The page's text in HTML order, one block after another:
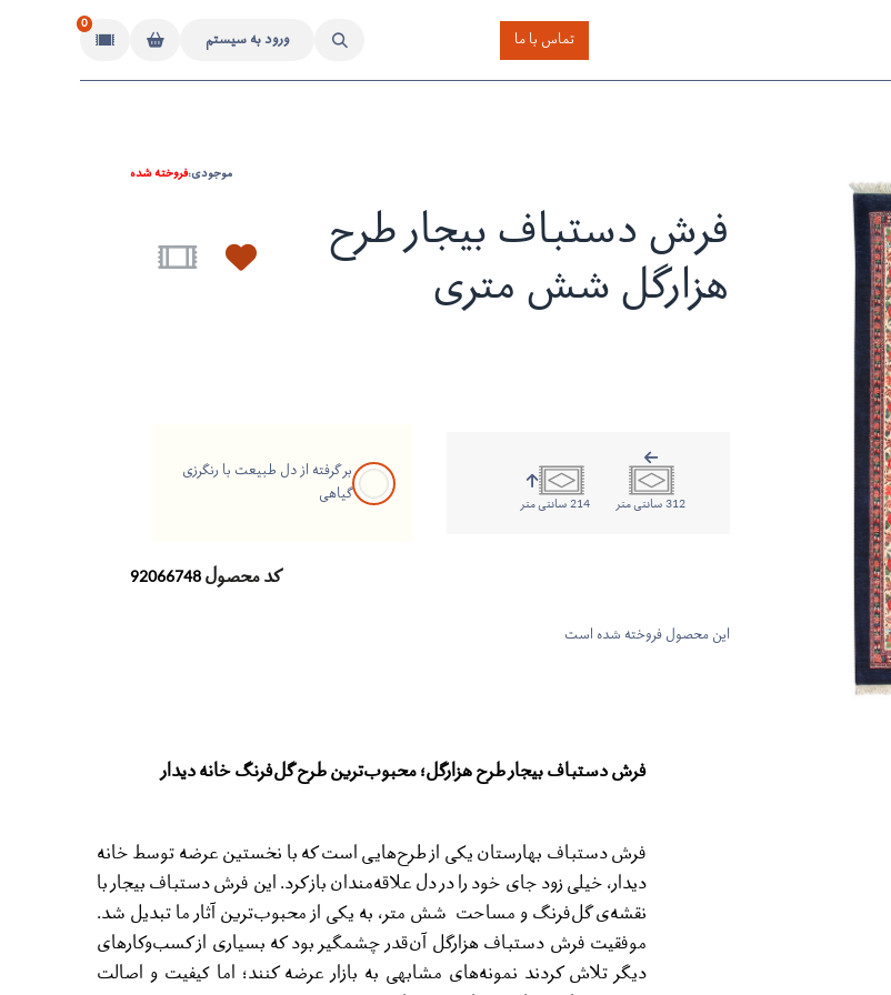
تماس با ما ورود به سیستم
0
موجودی:فروخته شده
فرش دستباف بیجار طرح
هزارگل شش متری
312 سانتی متر 214 سانتی متر
بر گرفته از دل طبیعت با رنگرزی
گیاهی
کد محصول92066748
این محصول فروخته شده است
فرش دستباف بیجار طرح هزارگل؛ محبوب‌ترین طرح گل‌فرنگ خانه دیدار
فرش دستباف بهارستان یکی از طرح‌هایی است که با نخستین عرضه توسط خانه
دیدار، خیلی زود جای خود را در دل علاقه‌مندان باز کرد. این فرش دستباف بیجار با
نقشه‌ی گل‌فرنگ و مساحت شش متر، به یکی از محبوب‌ترین آثار ما تبدیل شد.
موفقیت فرش دستباف هزارگل آن‌قدر چشمگیر بود که بسیاری از کسب‌وکارهای
دیگر تلاش کردند نمونه‌های مشابهی به بازار عرضه کنند؛ اما کیفیت و اصالت